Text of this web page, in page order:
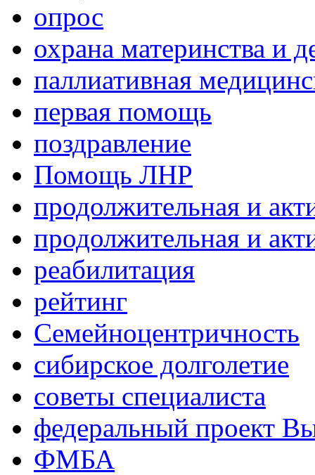
опрос
охрана материнства и
паллиативная
первая помощь
поздравление
Помощь ЛНР
продолжительная и
продолжительная и
реабилитация
рейтинг
Семейноцентричность
сибирское долголетие
советы специалиста
федеральный проект
ФМБА